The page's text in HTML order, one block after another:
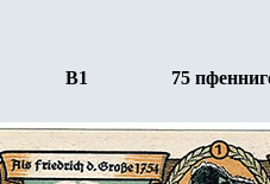
B1 75